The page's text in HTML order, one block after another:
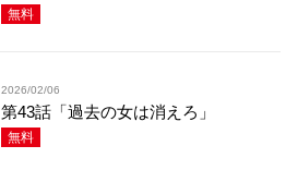
無料
2026/02/06
第43話「過去の女は消えろ」
無料